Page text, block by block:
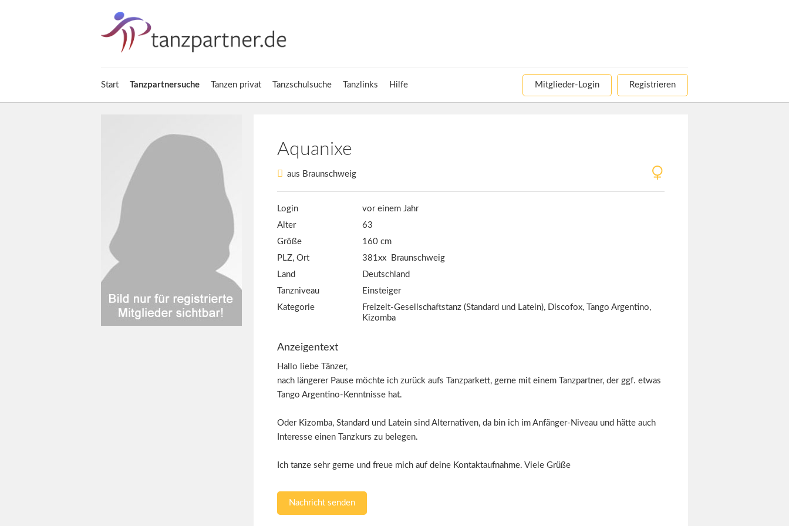
Start Tanzpartnersuche Tanzen privat Tanzschulsuche Tanzlinks Hilfe Mitglieder-Login Registrieren
Aquanixe
aus Braunschweig
Login
vor einem Jahr
Alter
63
Größe
160 cm
PLZ, Ort
381xx Braunschweig
Land
Deutschland
Tanzniveau
Einsteiger
Kategorie
Freizeit-Gesellschaftstanz (Standard und Latein), Discofox, Tango Argentino,
Kizomba
Anzeigentext
Hallo liebe Tänzer,
nach längerer Pause möchte ich zurück aufs Tanzparkett, gerne mit einem Tanzpartner, der ggf. etwas
Tango Argentino-Kenntnisse hat.
Oder Kizomba, Standard und Latein sind Alternativen, da bin ich im Anfänger-Niveau und hätte auch
Interesse einen Tanzkurs zu belegen.
Ich tanze sehr gerne und freue mich auf deine Kontaktaufnahme. Viele Grüße
Nachricht senden